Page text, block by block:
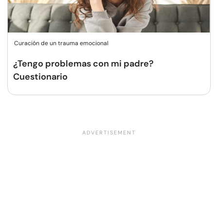
Curación de un trauma emocional
¿Tengo problemas con mi padre?
Cuestionario